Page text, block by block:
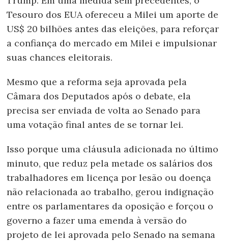
Tesouro dos EUA ofereceu a Milei um aporte de
US$ 20 bilhões antes das eleições, para reforçar
a confiança do mercado em Milei e impulsionar
suas chances eleitorais.
Mesmo que a reforma seja aprovada pela
Câmara dos Deputados após o debate, ela
precisa ser enviada de volta ao Senado para
uma votação final antes de se tornar lei.
Isso porque uma cláusula adicionada no último
minuto, que reduz pela metade os salários dos
trabalhadores em licença por lesão ou doença
não relacionada ao trabalho, gerou indignação
entre os parlamentares da oposição e forçou o
governo a fazer uma emenda à versão do
projeto de lei aprovada pelo Senado na semana